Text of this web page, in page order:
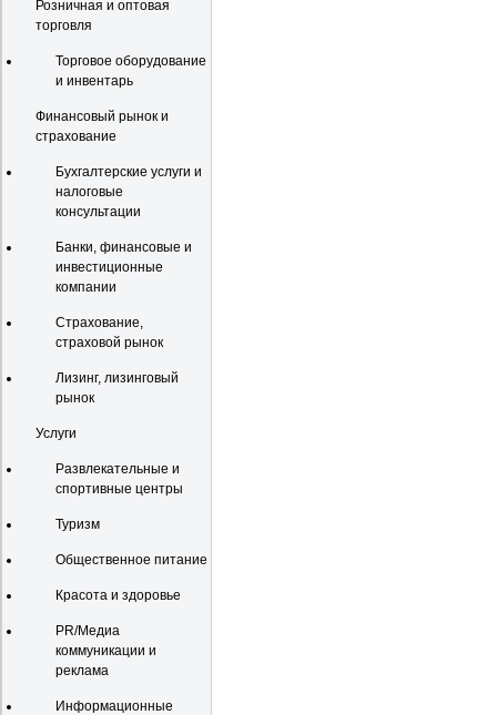
Розничная и оптовая
торговля
Торговое оборудование
и инвентарь
Финансовый рынок и
страхование
Бухгалтерские услуги и
налоговые
консультации
Банки, финансовые и
инвестиционные
компании
Страхование,
страховой рынок
Лизинг, лизинговый
рынок
Услуги
Развлекательные и
спортивные центры
Туризм
Общественное питание
Красота и здоровье
PR/Медиа
коммуникации и
реклама
Информационные